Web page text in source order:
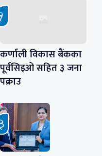
कर्णाली विकास बैंकका
पूर्वसिइओ सहित ३ जना
पक्राउ